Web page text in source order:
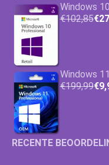
Windows
€102,85
Windows
€199,99
RECENTE